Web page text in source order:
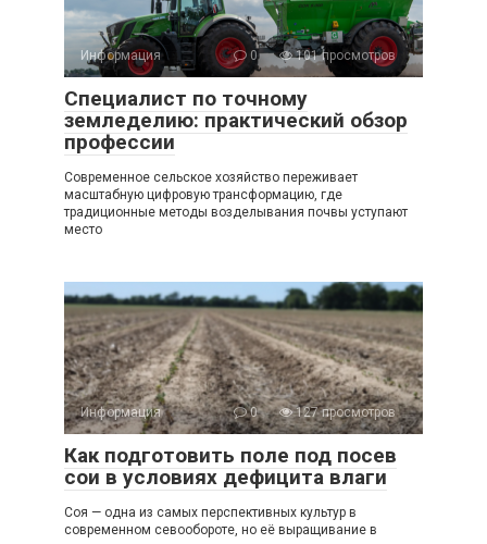
Информация 0 101 просмотров
Специалист по точному
земледелию: практический обзор
профессии
Современное сельское хозяйство переживает
масштабную цифровую трансформацию, где
традиционные методы возделывания почвы уступают
место
Информация 0 127 просмотров
Как подготовить поле под посев
сои в условиях дефицита влаги
Соя — одна из самых перспективных культур в
современном севообороте, но её выращивание в